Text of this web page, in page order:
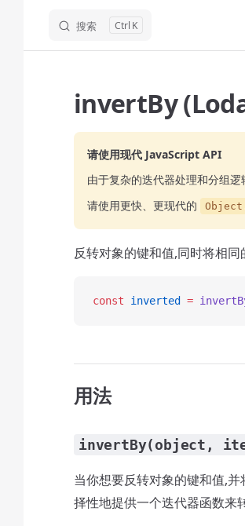
搜索 K
invertBy
请使用现代 JavaScript API
由于复杂的迭代器处理和分组逻
请使用更快、更现代的
反转对象的键和值,同时将相同
const inverted =
用法
invertBy(object,
当你想要反转对象的键和值,
择性地提供一个迭代器函数来